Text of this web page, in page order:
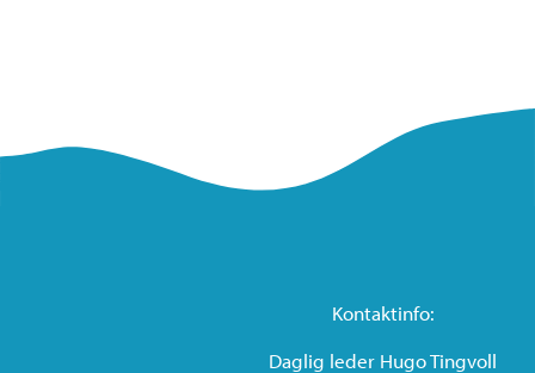
Kontaktinfo:
Daglig leder Hugo Tingvoll